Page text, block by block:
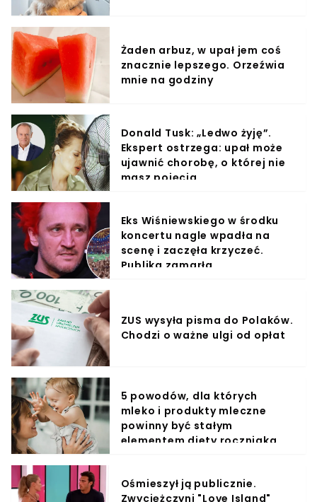
Żaden arbuz, w upał jem coś
znacznie lepszego. Orzeźwia
mnie na godziny
Donald Tusk: „Ledwo żyję”.
Ekspert ostrzega: upał może
ujawnić chorobę, o której nie
masz pojęcia
Eks Wiśniewskiego w środku
koncertu nagle wpadła na
scenę i zaczęła krzyczeć.
Publika zamarła
ZUS wysyła pisma do Polaków.
Chodzi o ważne ulgi od opłat
5 powodów, dla których
mleko i produkty mleczne
powinny być stałym
elementem diety roczniaka
Ośmieszył ją publicznie.
Zwyciężczyni "Love Island"